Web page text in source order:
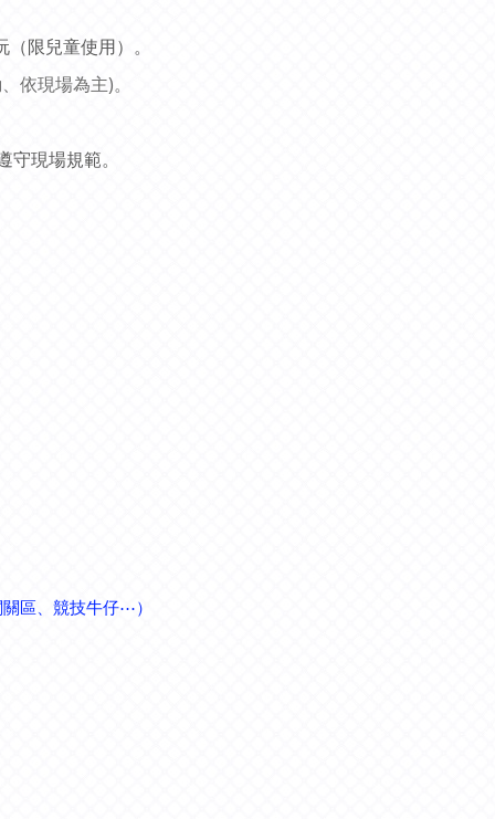
限兒童使用）。
依現場為主)。
現場規範。
區、競技牛仔⋯）